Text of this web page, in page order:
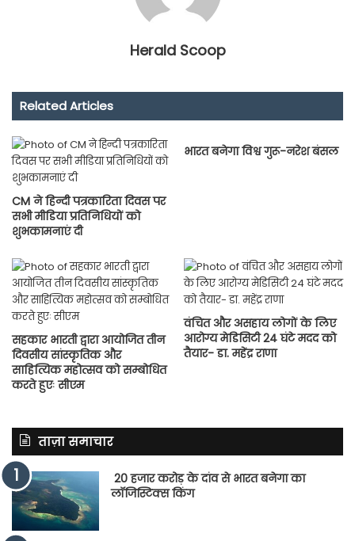
Herald Scoop
Related Articles
CM ने हिन्दी पत्रकारिता दिवस पर
सभी मीडिया प्रतिनिधियों को
शुभकामनाएं दी
भारत बनेगा विश्व गुरू-नरेश बंसल
सहकार भारती द्वारा आयोजित तीन
दिवसीय सांस्कृतिक और
साहित्यिक महोत्सव को सम्बोधित
करते हुएः सीएम
वंचित और असहाय लोगों के लिए
आरोग्य मेडिसिटी 24 घंटे मदद को
तैयार- डा. महेंद्र राणा
ताज़ा समाचार
20 हजार करोड़ के दांव से भारत बनेगा का
लॉजिस्टिक्स किंग